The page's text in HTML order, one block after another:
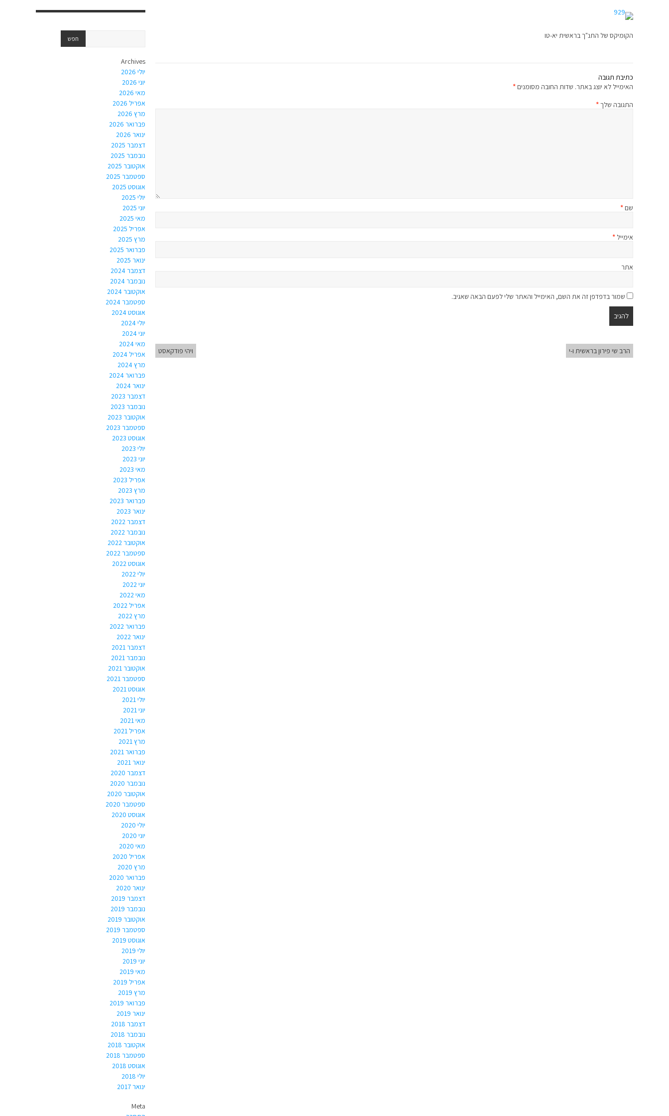
הקומיקס של התנ"ך בראשית יא-טו
כתיבת תגובה
האימייל לא יוצג באתר. שדות החובה מסומנים*
התגובה שלך*
שם*
אימייל *
אתר
שמור בדפדפן זה את השם, האימייל והאתר שלי לפעם הבאה שאגיב.
הרב שי פירון בראשית ו-י ויהי פודקאסט
Archives
יולי 2026
יוני 2026
מאי 2026
אפריל 2026
מרץ 2026
פברואר 2026
ינואר 2026
דצמבר 2025
נובמבר 2025
אוקטובר 2025
ספטמבר 2025
אוגוסט 2025
יולי 2025
יוני 2025
מאי 2025
אפריל 2025
מרץ 2025
פברואר 2025
ינואר 2025
דצמבר 2024
נובמבר 2024
אוקטובר 2024
ספטמבר 2024
אוגוסט 2024
יולי 2024
יוני 2024
מאי 2024
אפריל 2024
מרץ 2024
פברואר 2024
ינואר 2024
דצמבר 2023
נובמבר 2023
אוקטובר 2023
ספטמבר 2023
אוגוסט 2023
יולי 2023
יוני 2023
מאי 2023
אפריל 2023
מרץ 2023
פברואר 2023
ינואר 2023
דצמבר 2022
נובמבר 2022
אוקטובר 2022
ספטמבר 2022
אוגוסט 2022
יולי 2022
יוני 2022
מאי 2022
אפריל 2022
מרץ 2022
פברואר 2022
ינואר 2022
דצמבר 2021
נובמבר 2021
אוקטובר 2021
ספטמבר 2021
אוגוסט 2021
יולי 2021
יוני 2021
מאי 2021
אפריל 2021
מרץ 2021
פברואר 2021
ינואר 2021
דצמבר 2020
נובמבר 2020
אוקטובר 2020
ספטמבר 2020
אוגוסט 2020
יולי 2020
יוני 2020
מאי 2020
אפריל 2020
מרץ 2020
פברואר 2020
ינואר 2020
דצמבר 2019
נובמבר 2019
אוקטובר 2019
ספטמבר 2019
אוגוסט 2019
יולי 2019
יוני 2019
מאי 2019
אפריל 2019
מרץ 2019
פברואר 2019
ינואר 2019
דצמבר 2018
נובמבר 2018
אוקטובר 2018
ספטמבר 2018
אוגוסט 2018
יולי 2018
ינואר 2017
Meta